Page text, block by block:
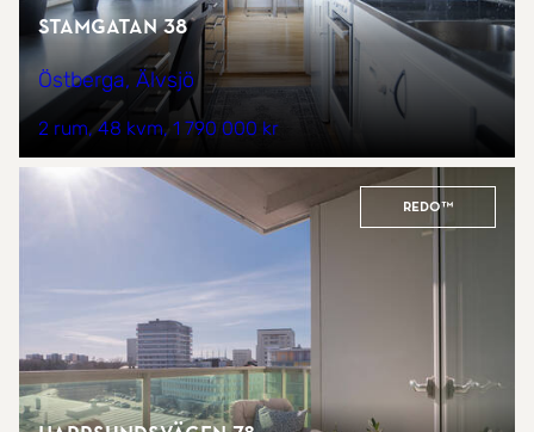
Stamgatan 38
Östberga, Älvsjö
2 rum 48 kvm 1 790 000 kr
REDO™